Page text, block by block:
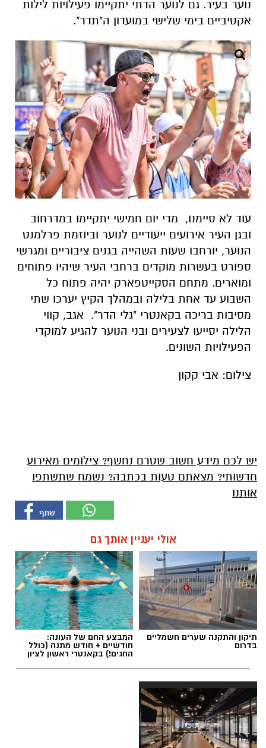
נוער בעיר. גם לנוער הדתי יתקיימו פעילויות לילות
אקטיביים בימי שלישי במועדון ה"תדר".
עוד לא סיימנו, מדי יום חמישי יתקיימו במדרחוב
ובגן העיר אירועים ייעודיים לנוער וביוזמת פרלמנט
הנוער, יורחבו שעות השהייה בגנים ציבוריים ומגרשי
ספורט בעשרות מוקדים ברחבי העיר שיהיו פתוחים
ומוארים. מתחם הסקייטפארק יהיה פתוח כל
השבוע עד אחת בלילה ובמהלך הקיץ יערכו שתי
מסיבות בריכה בקאנטרי "גלי הדר". אגב, קווי
הלילה יסייעו לצעירים ובני הנוער להגיע למוקדי
הפעילויות השונים.
צילום: אבי קקון
יש לכם מידע חשוב שטרם נחשף? צילומים מאירוע
חדשותי? מצאתם טעות בכתבה? נשמח שתשתפו
אותנו
אולי יעניין אותך גם
תיקון והתקנה שערים חשמליים
בדרום
המבצע החם של העונה:
חודשיים + חודש מתנה (כולל
החגים!) בקאנטרי ראשון לציון